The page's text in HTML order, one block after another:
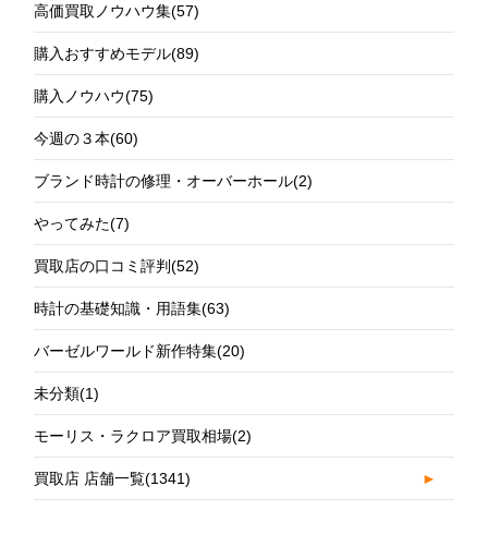
高価買取ノウハウ集(57)
購入おすすめモデル(89)
購入ノウハウ(75)
今週の３本(60)
ブランド時計の修理・オーバーホール(2)
やってみた(7)
買取店の口コミ評判(52)
時計の基礎知識・用語集(63)
バーゼルワールド新作特集(20)
未分類(1)
モーリス・ラクロア買取相場(2)
買取店 店舗一覧(1341) ►